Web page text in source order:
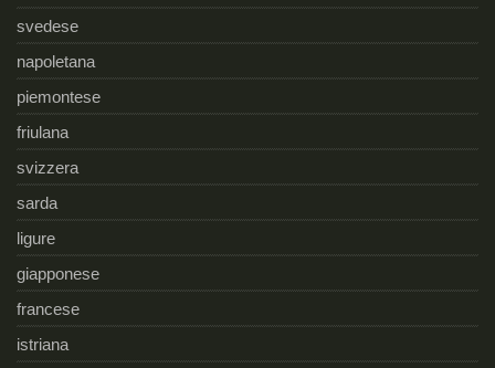
svedese
napoletana
piemontese
friulana
svizzera
sarda
ligure
giapponese
francese
istriana